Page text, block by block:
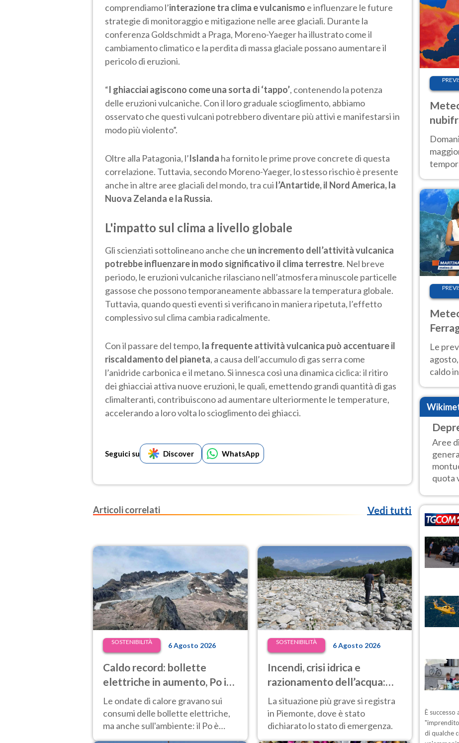
comprendiamo l’interazione tra clima e vulcanismo e influenzare le future
strategie di monitoraggio e mitigazione nelle aree glaciali. Durante la
conferenza Goldschmidt a Praga, Moreno-Yaeger ha illustrato come il
cambiamento climatico e la perdita di massa glaciale possano aumentare il
pericolo di eruzioni.
“I ghiacciai agiscono come una sorta di ‘tappo’, contenendo la potenza
delle eruzioni vulcaniche. Con il loro graduale scioglimento, abbiamo
osservato che questi vulcani potrebbero diventare più attivi e manifestarsi in
modo più violento”.
Oltre alla Patagonia, l’Islanda ha fornito le prime prove concrete di questa
correlazione. Tuttavia, secondo Moreno-Yaeger, lo stesso rischio è presente
anche in altre aree glaciali del mondo, tra cui l’Antartide, il Nord America, la
Nuova Zelanda e la Russia.
L'impatto sul clima a livello globale
Gli scienziati sottolineano anche che un incremento dell’attività vulcanica
potrebbe influenzare in modo significativo il clima terrestre. Nel breve
periodo, le eruzioni vulcaniche rilasciano nell’atmosfera minuscole particelle
gassose che possono temporaneamente abbassare la temperatura globale.
Tuttavia, quando questi eventi si verificano in maniera ripetuta, l’effetto
complessivo sul clima cambia radicalmente.
Con il passare del tempo, la frequente attività vulcanica può accentuare il
riscaldamento del pianeta, a causa dell’accumulo di gas serra come
l’anidride carbonica e il metano. Si innesca così una dinamica ciclica: il ritiro
dei ghiacciai attiva nuove eruzioni, le quali, emettendo grandi quantità di gas
climalteranti, contribuiscono ad aumentare ulteriormente le temperature,
accelerando a loro volta lo scioglimento dei ghiacci.
Seguici su Discover WhatsApp
Articoli correlati Vedi tutti
SOSTENIBILITÀ 6 Agosto 2026
Caldo record: bollette
elettriche in aumento, Po in
secca, centrali in difficoltà e
prezzi dell’energia ai
massimi
Le ondate di calore gravano sui
consumi delle bollette elettriche,
ma anche sull'ambiente: il Po è
sempre più svuotato.
SOSTENIBILITÀ 6 Agosto 2026
Incendi, crisi idrica e
razionamento dell’acqua:
ora anche il Nord Italia è in
difficoltà
La situazione più grave si registra
in Piemonte, dove è stato
dichiarato lo stato di emergenza.
Sud
Nord
Le
caldo
Nord.
Aree
quota
È successo
di qualche